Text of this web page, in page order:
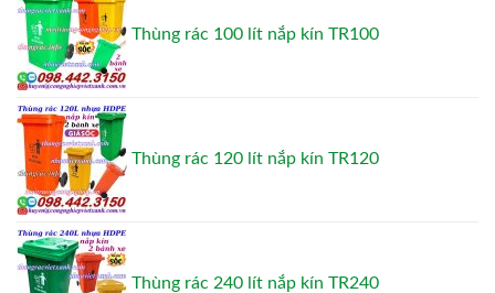
Thùng rác 100 lít nắp kín TR100
Thùng rác 120 lít nắp kín TR120
Thùng rác 240 lít nắp kín TR240